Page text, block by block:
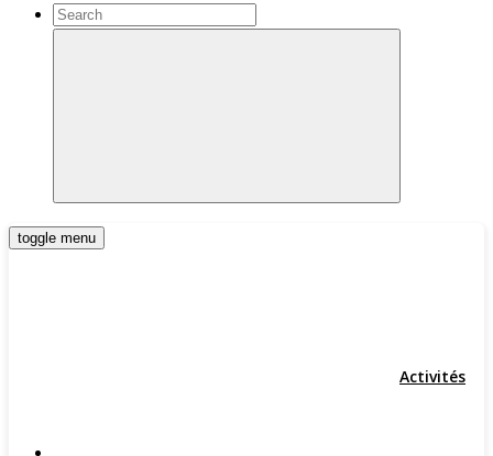
toggle menu
Activités